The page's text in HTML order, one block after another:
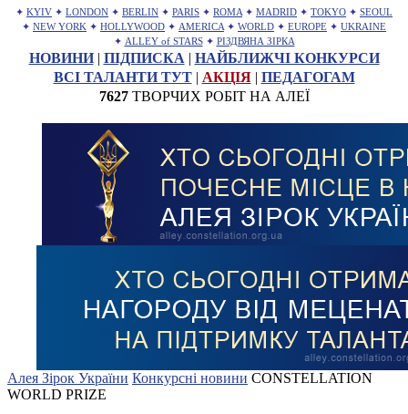
✦ KYIV ✦ LONDON ✦ BERLIN ✦ PARIS ✦ ROMA ✦ MADRID ✦ TOKYO ✦ SEOUL
✦ NEW YORK ✦ HOLLYWOOD ✦ AMERICA ✦ WORLD ✦ EUROPE ✦ UKRAINE
✦ ALLEY of STARS ✦ РІЗДВЯНА ЗІРКА
НОВИНИ| ПІДПИСКА | НАЙБЛИЖЧІ КОНКУРСИ
ВСІ ТАЛАНТИ ТУТ| АКЦІЯ| ПЕДАГОГАМ
7627ТВОРЧИХ РОБІТ НА АЛЕЇ
Алея Зірок України Конкурсні новини CONSTELLATION
WORLD PRIZE